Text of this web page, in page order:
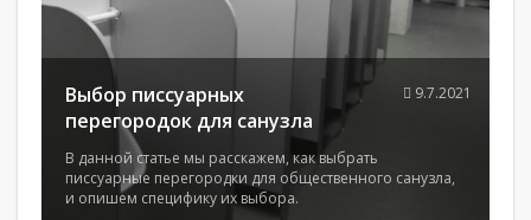
Выбор писсуарных
перегородок для санузла
В данной статье мы расскажем, как выбрать
писсуарные перегородки для общественного санузла,
и опишем специфику их выбора.
9.7.2021